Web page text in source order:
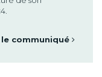
le communiqué